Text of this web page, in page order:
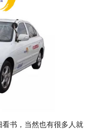
书，当然也有很多人就